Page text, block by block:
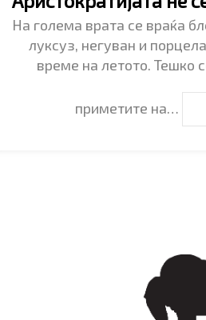
На голема врата се враќа
луксуз, негуван и
време на летото. Тешко
приметите на…